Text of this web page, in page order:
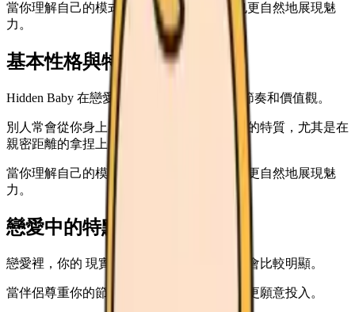
當你理解自己的模式，就能不勉強自己，也更自然地展現魅
力。
基本性格與特徵
Hidden Baby 在戀愛中也很容易展現自己的節奏和價值觀。
別人常會從你身上感受到 主導 與 想被照顧 的特質，尤其是在
親密距離的拿捏上。
當你理解自己的模式，就能不勉強自己，也更自然地展現魅
力。
戀愛中的特點
戀愛裡，你的 現實 判斷和 認真 的相處方式會比較明顯。
當伴侶尊重你的節奏，你會更容易放鬆，也更願意投入。